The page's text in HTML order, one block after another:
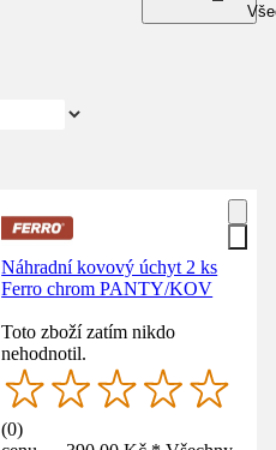
Náhradní kovový úchyt 2 ks
Ferro chrom PANTY/KOV
Toto zboží zatím nikdo
nehodnotil.
(0)